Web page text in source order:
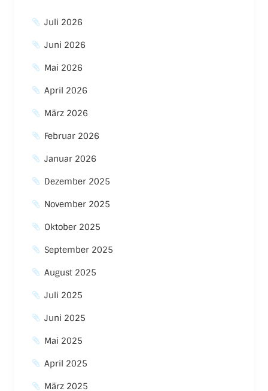
Juli 2026
Juni 2026
Mai 2026
April 2026
März 2026
Februar 2026
Januar 2026
Dezember 2025
November 2025
Oktober 2025
September 2025
August 2025
Juli 2025
Juni 2025
Mai 2025
April 2025
März 2025